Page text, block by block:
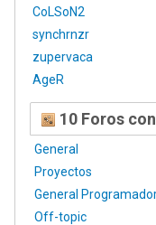
CoLSoN2
synchrnzr
zupervaca
AgeR
10 Foros
General
Proyectos
General
Off-topic